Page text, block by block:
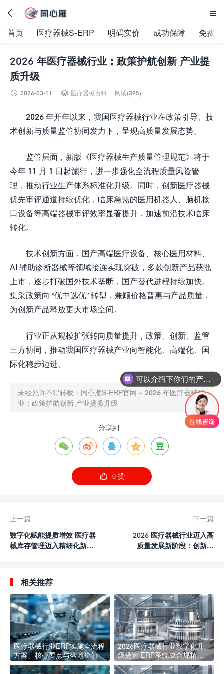
 
首页 医疗器械S-ERP 明码实价 成功保障 免费
2026 年医疗器械行业：政策护航创新 产业提
质升级
 2026-03-11  医疗器械百科 阅读(395)
2026 年开年以来，我国医疗器械行业在政策引导、技
术创新与质量监管协同发力下，呈现高质量发展态势。​
监管层面，新版《医疗器械生产质量管理规范》将于
今年 11 月 1 日起施行，进一步强化全流程质量风险管
理，推动行业生产体系标准化升级。同时，创新医疗器械
优先审评通道持续优化，临床急需的医用机器人、脑机接
口设备等高端器械审评效率显著提升，加速前沿技术临床
转化。​
技术创新方面，国产高端医疗设备、核心医用材料、
AI 辅助诊断器械等领域接连实现突破，多款创新产品获批
上市，逐步打破国外技术垄断，国产替代进程持续加快。
集采政策向 “优中选优” 转型，兼顾价格普惠与产品质量，
为创新产品释放更大市场空间。​
行业正从规模扩张转向质量提升，政策、创新、监管
三方协同，推动我国医疗器械产业向智能化、高端化、国
际化稳步迈进。
未经允许不得转载： 同心雁S-ERP官网 » 2026 年医疗器械行
业：政策护航创新 产业提质升级
分享到
    
 0赞
上一篇
数字化赋能提质增效 医疗器
械库存管理迈入精细化新阶
下一篇
2026 医疗器械行业迈入高
质量发展新阶段：创新提
相关推荐
医疗器械行业ERP实施全流程
方案、核心要点与落地价值
2026医疗器械行业数字化升
级提速 ERP系统成合规精益
管理核心标配
可以介绍下你们的产品么